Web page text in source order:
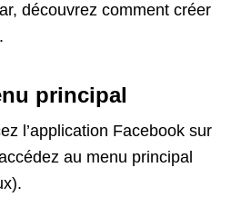
découvrez comment créer
principal
l’application Facebook sur
au menu principal